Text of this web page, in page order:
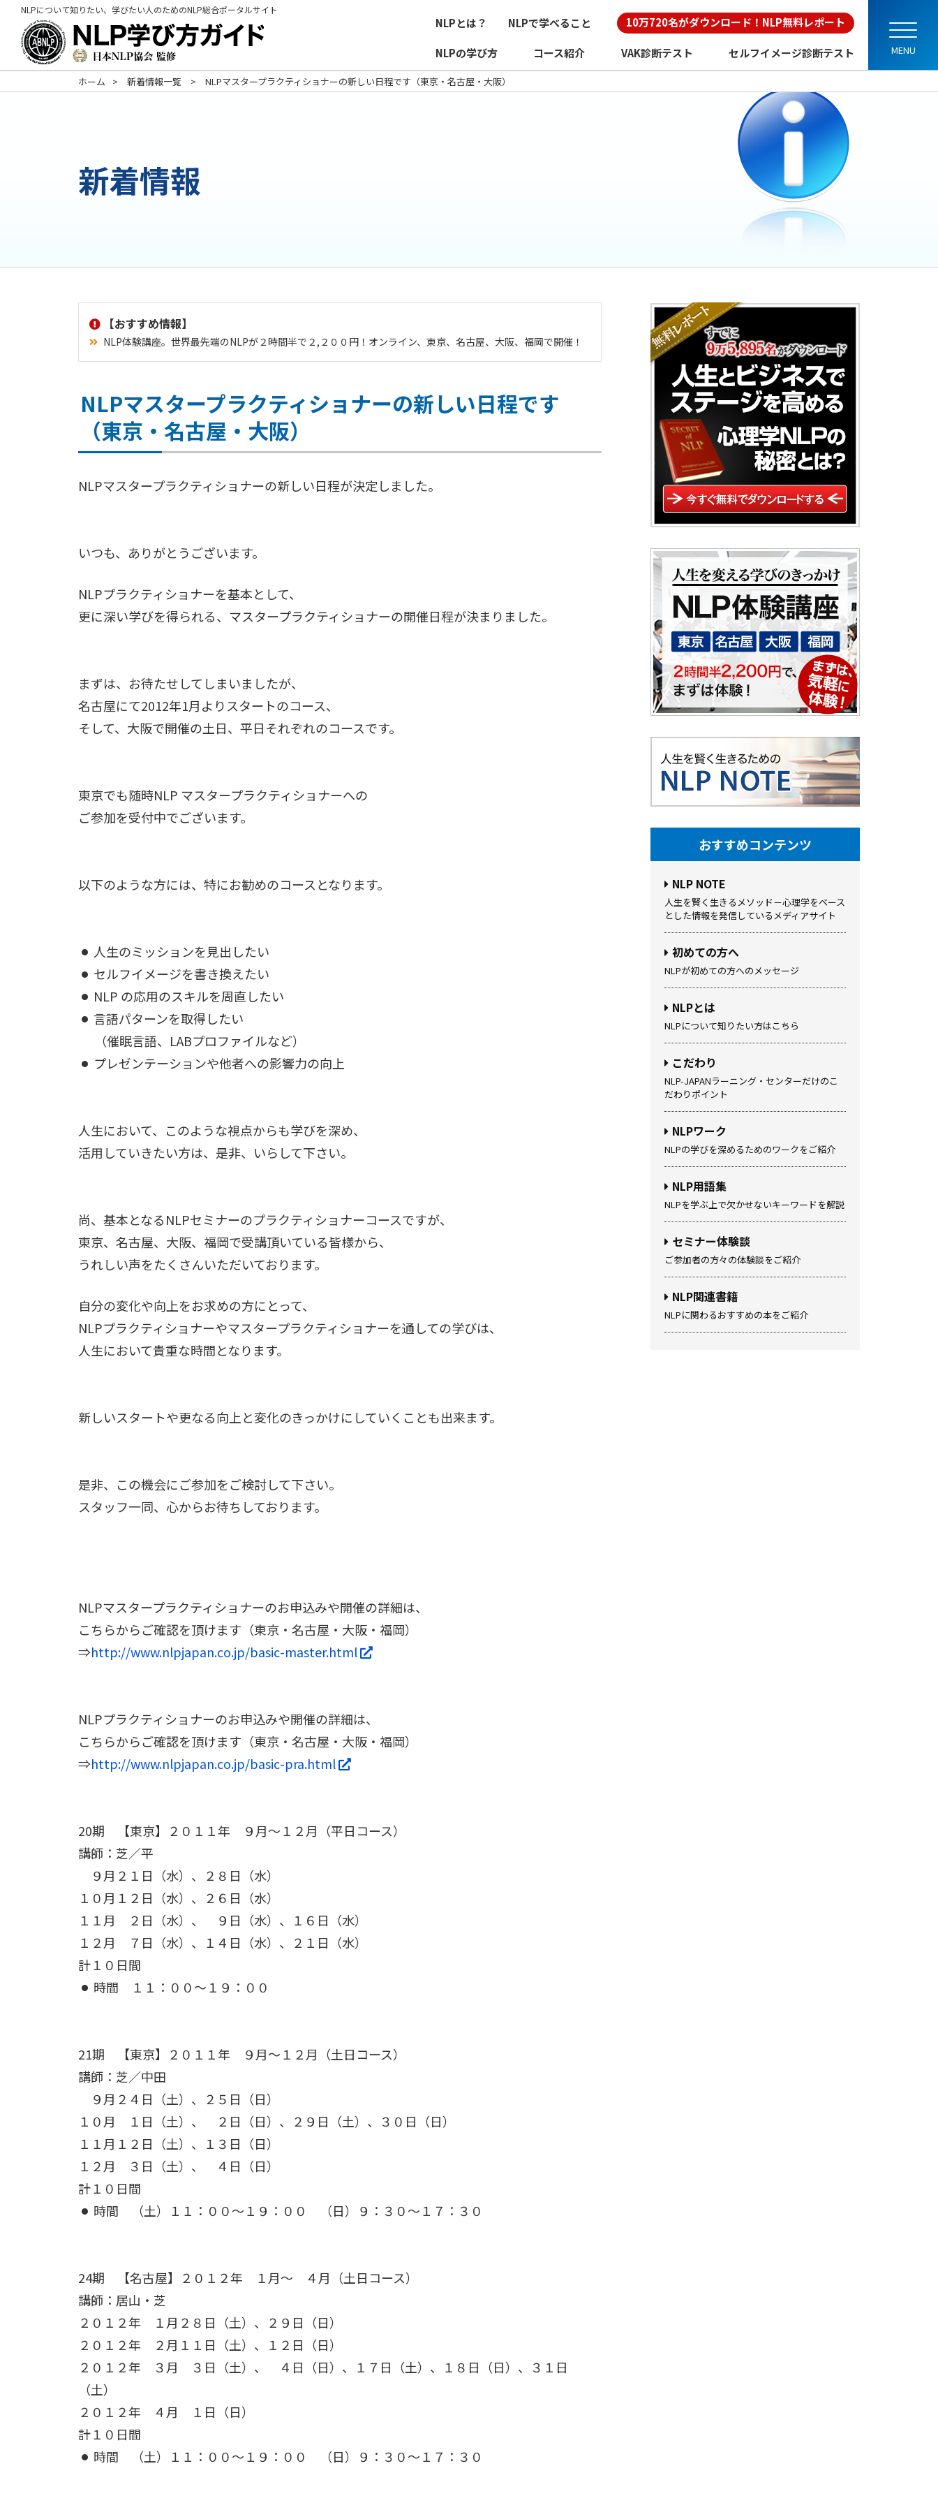
NLPについて知りたい、学びたい人のためのNLP総合ポータルサイト
NLPとは？ NLPで学べること 10万720名がダウンロード！NLP無料レポート
NLPの学び方 コース紹介 VAK診断テスト セルフイメージ診断テスト
ホーム 新着情報一覧 NLPマスタープラクティショナーの新しい日程です（東京・名古屋・大阪）
新着情報
【おすすめ情報】
NLP体験講座。世界最先端のNLPが２時間半で２,２００円！オンライン、東京、名古屋、大阪、福岡で開催！
NLPマスタープラクティショナーの新しい日程です
（東京・名古屋・大阪）
NLPマスタープラクティショナーの新しい日程が決定しました。
いつも、ありがとうございます。
NLPプラクティショナーを基本として、
更に深い学びを得られる、マスタープラクティショナーの開催日程が決まりました。
まずは、お待たせしてしまいましたが、
名古屋にて2012年1月よりスタートのコース、
そして、大阪で開催の土日、平日それぞれのコースです。
東京でも随時NLP マスタープラクティショナーへの
ご参加を受付中でございます。
以下のような方には、特にお勧めのコースとなります。
人生のミッションを見出したい
セルフイメージを書き換えたい
NLP の応用のスキルを周直したい
言語パターンを取得したい
（催眠言語、LABプロファイルなど）
プレゼンテーションや他者への影響力の向上
人生において、このような視点からも学びを深め、
活用していきたい方は、是非、いらして下さい。
尚、基本となるNLPセミナーのプラクティショナーコースですが、
東京、名古屋、大阪、福岡で受講頂いている皆様から、
うれしい声をたくさんいただいております。
自分の変化や向上をお求めの方にとって、
NLPプラクティショナーやマスタープラクティショナーを通しての学びは、
人生において貴重な時間となります。
新しいスタートや更なる向上と変化のきっかけにしていくことも出来ます。
是非、この機会にご参加をご検討して下さい。
スタッフ一同、心からお待ちしております。
NLPマスタープラクティショナーのお申込みや開催の詳細は、
こちらからご確認を頂けます （東京・名古屋・大阪・福岡）
⇒http://www.nlpjapan.co.jp/basic-master.html
NLPプラクティショナーのお申込みや開催の詳細は、
こちらからご確認を頂けます （東京・名古屋・大阪・福岡）
⇒http://www.nlpjapan.co.jp/basic-pra.html
20期 【東京】
２０１１年 ９月～１２月（平日コース）
講師：芝／平
９月２１日（水）、２８日（水）
１０月１２日（水）、２６日（水）
１１月 ２日（水）、 ９日（水）、１６日（水）
１２月 ７日（水）、１４日（水）、２１日（水）
計１０日間
時間 １１：００～１９：００
21期 【東京】
２０１１年 ９月～１２月（土日コース）
講師：芝／中田
９月２４日（土）、２５日（日）
１０月 １日（土）、 ２日（日）、２９日（土）、３０日（日）
１１月１２日（土）、１３日（日）
１２月 ３日（土）、 ４日（日）
計１０日間
時間
（土）１１：００～１９：００ （日）９：３０～１７：３０
24期 【名古屋】
２０１２年 １月～ ４月（土日コース）
講師：居山・芝
２０１２年 １月２８日（土）、２９日（日）
２０１２年 ２月１１日（土）、１２日（日）
２０１２年 ３月 ３日（土）、 ４日（日）、１７日（土）、１８日（日）、３１日
（土）
２０１２年 ４月 １日（日）
計１０日間
時間
（土）１１：００～１９：００ （日）９：３０～１７：３０
おすすめコンテンツ
NLP NOTE
人生を賢く生きるメソッド－心理学をベース
とした情報を発信しているメディアサイト
初めての方へ
NLPが初めての方へのメッセージ
NLPとは
NLPについて知りたい方はこちら
こだわり
NLP-JAPANラーニング・センターだけのこ
だわりポイント
NLPワーク
NLPの学びを深めるためのワークをご紹介
NLP用語集
NLPを学ぶ上で欠かせないキーワードを解説
セミナー体験談
ご参加者の方々の体験談をご紹介
NLP関連書籍
NLPに関わるおすすめの本をご紹介